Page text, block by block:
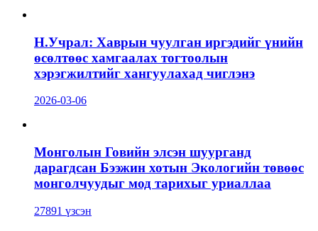
Н.Учрал: Хаврын чуулган иргэдийг үнийн
өсөлтөөс хамгаалах тогтоолын
хэрэгжилтийг хангуулахад чиглэнэ
2026-03-06
Монголын Говийн элсэн шуурганд
дарагдсан Бээжин хотын Экологийн төвөөс
монголчуудыг мод тарихыг уриаллаа
27891 үзсэн